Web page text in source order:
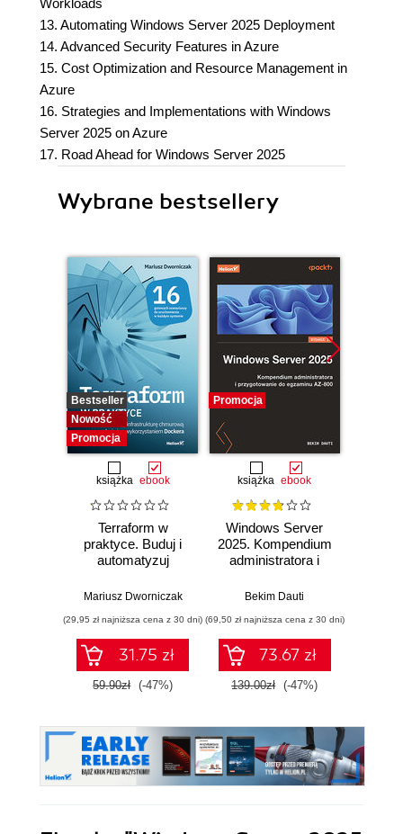
Workloads
13. Automating Windows Server 2025 Deployment
14. Advanced Security Features in Azure
15. Cost Optimization and Resource Management in
Azure
16. Strategies and Implementations with Windows
Server 2025 on Azure
17. Road Ahead for Windows Server 2025
Wybrane bestsellery
Bestseller
Nowość
Promocja
książka ebook
Terraform w
praktyce. Buduj i
automatyzuj
chmurową oraz
wykorzystaniem
Dockera
Mariusz Dworniczak
(29,95 zł najniższa cena z 30 dni)
31.75 zł
59.90zł (-47%)
Promocja
książka ebook
Windows Server
2025. Kompendium
administratora i
egzaminu AZ-800.
Bekim Dauti
(69,50 zł najniższa cena z 30 dni)
73.67 zł
139.00zł (-47%)